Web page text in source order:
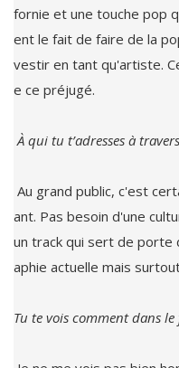
fornie et une touche pop
ent le fait de faire de la
vestir en tant qu'artiste.
e ce préjugé.
ant. Pas besoin d'une
un track qui sert de
aphie actuelle mais